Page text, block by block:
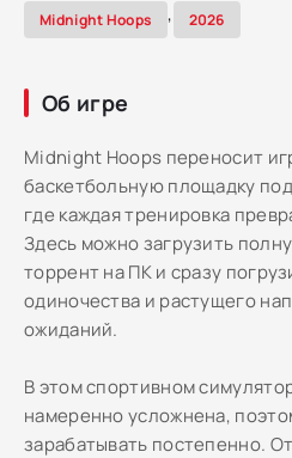
Midnight Hoops , 2026
Об игре
Midnight Hoops переносит
баскетбольную площадку
где каждая тренировка
Здесь можно загрузить
торрент на ПК и сразу
одиночества и растущего
ожиданий.
В этом спортивном
намеренно усложнена,
зарабатывать постепенно.